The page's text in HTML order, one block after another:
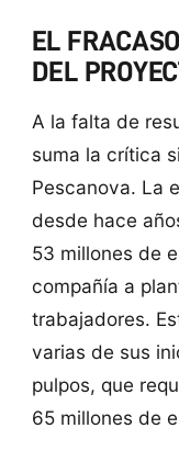
EL
DEL
A la falta de
suma la crítica
Pescanova. La
desde hace
53 millones de
compañía a
trabajadores.
varias de sus
pulpos, que
65 millones de